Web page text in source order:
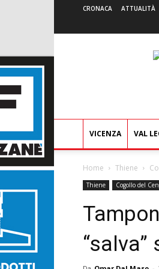
CRONACA ATTUALITÀ
VICENZA VAL
Home Thiene
Thiene Cogollo del